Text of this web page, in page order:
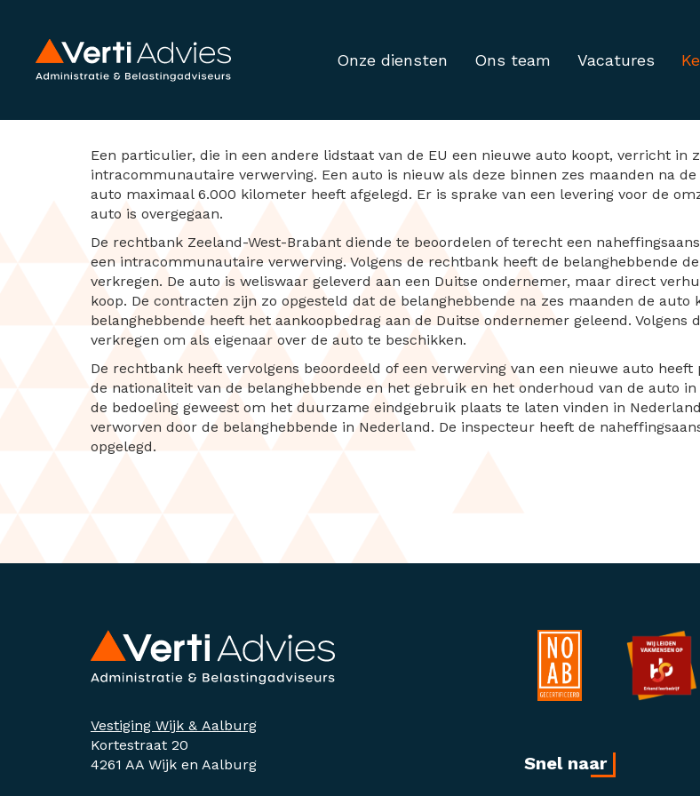
Onze diensten Ons team Vacatures
Intracommunautaire verwerving
Een particulier, die in een andere lidstaat van de EU een nieuwe auto koopt, verricht in
intracommunautaire verwerving. Een auto is nieuw als deze binnen zes maanden na
auto maximaal 6.000 kilometer heeft afgelegd. Er is sprake van een levering voor de
auto is overgegaan.
De rechtbank Zeeland-West-Brabant diende te beoordelen of terecht een
een intracommunautaire verwerving. Volgens de rechtbank heeft de belanghebbende
verkregen. De auto is weliswaar geleverd aan een Duitse ondernemer, maar direct
koop. De contracten zijn zo opgesteld dat de belanghebbende na zes maanden de
belanghebbende heeft het aankoopbedrag aan de Duitse ondernemer geleend.
verkregen om als eigenaar over de auto te beschikken.
De rechtbank heeft vervolgens beoordeeld of een verwerving van een nieuwe auto
de nationaliteit van de belanghebbende en het gebruik en het onderhoud van de auto
de bedoeling geweest om het duurzame eindgebruik plaats te laten vinden in
verworven door de belanghebbende in Nederland. De inspecteur heeft de
opgelegd.
Vestiging Wijk & Aalburg
Kortestraat 20
4261 AA Wijk en Aalburg
Snel naar